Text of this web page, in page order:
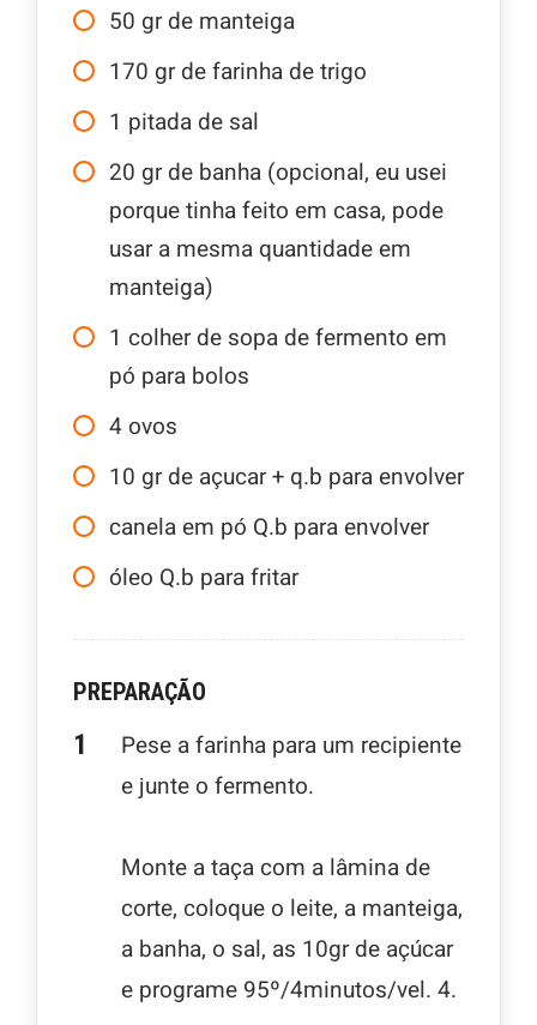
50 gr de manteiga
170 gr de farinha de trigo
1 pitada de sal
20 gr de banha (opcional, eu usei
porque tinha feito em casa, pode
usar a mesma quantidade em
manteiga)
1 colher de sopa de fermento em
pó para bolos
4 ovos
10 gr de açucar + q.b para envolver
canela em pó Q.b para envolver
óleo Q.b para fritar
PREPARAÇÃO
Pese a farinha para um recipiente
e junte o fermento.
Monte a taça com a lâmina de
corte, coloque o leite, a manteiga,
a banha, o sal, as 10gr de açúcar
e programe 95º/4minutos/vel. 4.